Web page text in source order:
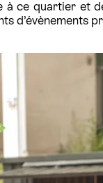
à ce quartier et
d’évènements